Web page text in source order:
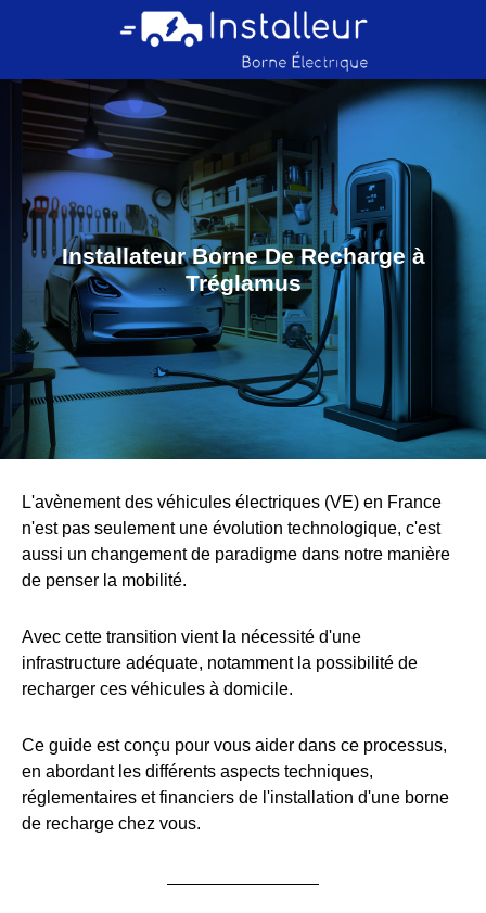
Installateur Borne De Recharge à
Tréglamus
L'avènement des véhicules électriques (VE) en France
n'est pas seulement une évolution technologique, c'est
aussi un changement de paradigme dans notre manière
de penser la mobilité.
Avec cette transition vient la nécessité d'une
infrastructure adéquate, notamment la possibilité de
recharger ces véhicules à domicile.
Ce guide est conçu pour vous aider dans ce processus,
en abordant les différents aspects techniques,
réglementaires et financiers de l'installation d'une borne
de recharge chez vous.